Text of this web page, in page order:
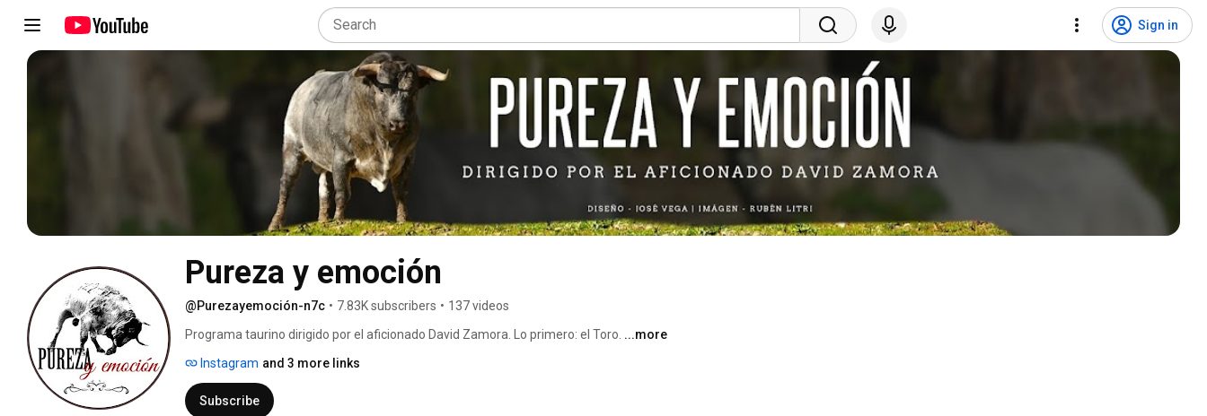
Sign in
Pureza y emoción
@Purezayemoción-n7c • 7.83K subscribers • 137 videos
Programa taurino dirigido por el aficionado David Zamora. Lo primero: el Toro. ...more
Instagram and 3 more links
Subscribe